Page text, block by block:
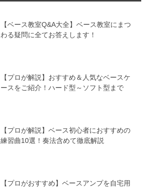
【ベース教室Q&A大全】ベース教室にまつ
わる疑問に全てお答えします！
【プロが解説】おすすめ＆人気なベースケ
ースをご紹介！ハード型～ソフト型まで
【プロが解説】ベース初心者におすすめの
練習曲10選！奏法含めて徹底解説
【プロがおすすめ】ベースアンプを自宅用